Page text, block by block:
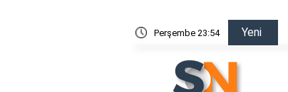
Perşembe 23:54 Yeni